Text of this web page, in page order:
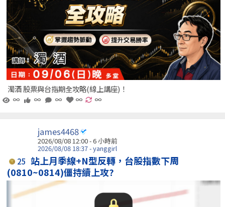
濁酒 股票與台指期全攻略(線上講座)！
∞
∞ ∞ ∞ ∞
james4468
2026/08/08 12:00 -6 小時前
2026/08/08 18:37 - yanggirl
25 站上月季線+N型反轉，台股指數下周
(0810~0814)僵持續上攻?